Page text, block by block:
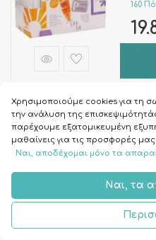
160
Oily
115
Χρησιμοποιούμε cookies για τη
την ανάλυση της
παρέχουμε εξατομικευμένη
μαθαίνεις για τις προσφορές
Ναι, αποδέχομαι μόνο τα
Ναι, τα